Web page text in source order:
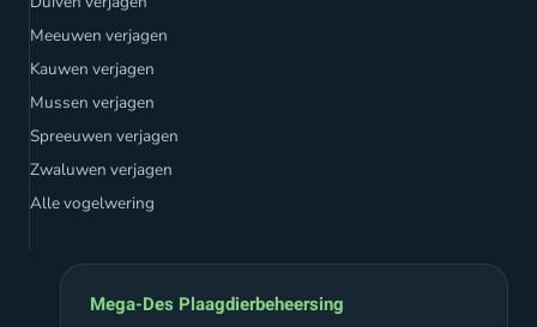
Meeuwen verjagen
Kauwen verjagen
Mussen verjagen
Spreeuwen verjagen
Zwaluwen verjagen
Alle vogelwering
Mega-Des Plaagdierbeheersing